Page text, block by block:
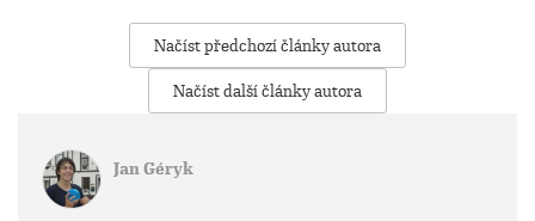
Načíst předchozí články autora
Načíst další články autora
Jan Géryk